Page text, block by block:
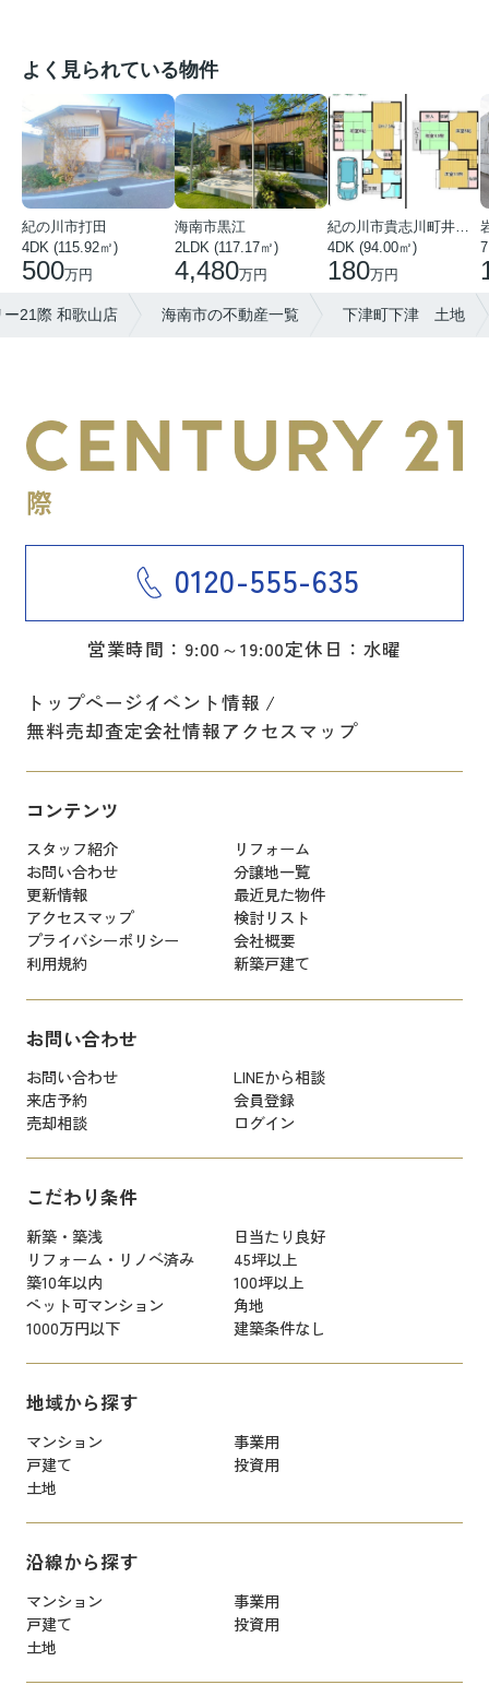
よく見られている物件
紀の川市打田
4DK (115.92㎡)
500万円
海南市黒江
2LDK (117.17㎡)
4,480万円
紀の川市貴志川町井ノ口
4DK (94.00㎡)
180万円
21際 和歌山店 海南市の不動産一覧 下津町下津 土地
0120-555-635
営業時間：9:00～19:00定休日：水曜
トップページイベント情報
無料売却査定会社情報アクセスマップ
コンテンツ
スタッフ紹介
リフォーム
お問い合わせ
分譲地一覧
更新情報
最近見た物件
アクセスマップ
検討リスト
プライバシーポリシー
会社概要
利用規約
新築戸建て
お問い合わせ
お問い合わせ
LINEから相談
来店予約
会員登録
売却相談
ログイン
こだわり条件
新築・築浅
日当たり良好
リフォーム・リノベ済み
45坪以上
築10年以内
100坪以上
ペット可マンション
角地
1000万円以下
建築条件なし
地域から探す
マンション
事業用
戸建て
投資用
土地
沿線から探す
マンション
事業用
戸建て
投資用
土地